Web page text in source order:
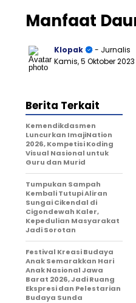
Manfaat
Klopak
- Jurnalis
Kamis, 5 Oktober 2023
Berita Terkait
Kemendikdasmen
Luncurkan ImajiNation
2026, Kompetisi Koding
Visual Nasional untuk
Guru dan Murid
Tumpukan Sampah
Kembali Tutupi Aliran
Sungai Cikendal di
Cigondewah Kaler,
Kepedulian Masyarakat
Jadi Sorotan
Festival Kreasi Budaya
Anak Semarakkan Hari
Anak Nasional Jawa
Barat 2026, Jadi Ruang
Ekspresi dan Pelestarian
Budaya Sunda